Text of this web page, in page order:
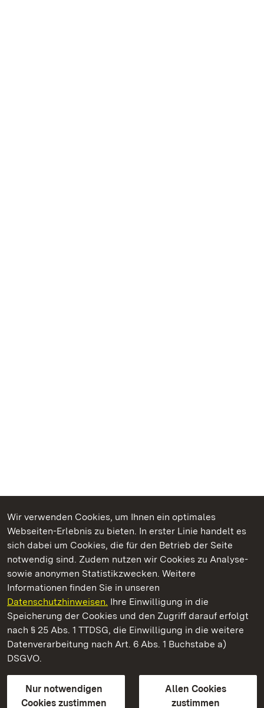
Wir verwenden Cookies, um Ihnen ein optimales
Webseiten-Erlebnis zu bieten. In erster Linie handelt es
sich dabei um Cookies, die für den Betrieb der Seite
notwendig sind. Zudem nutzen wir Cookies zu Analyse-
sowie anonymen Statistikzwecken. Weitere
Informationen finden Sie in unseren
Datenschutzhinweisen. Ihre Einwilligung in die
Speicherung der Cookies und den Zugriff darauf erfolgt
nach § 25 Abs. 1 TTDSG, die Einwilligung in die weitere
Datenverarbeitung nach Art. 6 Abs. 1 Buchstabe a)
DSGVO.
Nur notwendigen
Cookies zustimmen
Allen Cookies
zustimmen
Kommen. Staunen. Genießen.
Staatliche Schlösser und Gärten Baden‑Württemberg
Staatliche Schlösser und Gärten Baden-Württemberg
Kontakt
GebärdenspracheLeichte Sprache
Erklärung zur Barrierefreiheit
BITV-konform (geprüfte Seiten)